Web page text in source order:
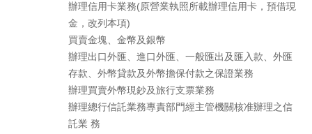
辦理信用卡業務(原營業執照所載辦理信用卡，預借現
金，改列本項)
買賣金塊、金幣及銀幣
辦理出口外匯、進口外匯、一般匯出及匯入款、外匯
存款、外幣貸款及外幣擔保付款之保證業務
辦理買賣外幣現鈔及旅行支票業務
辦理總行信託業務專責部門經主管機關核准辦理之信
託業 務